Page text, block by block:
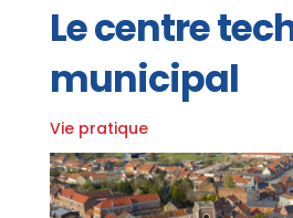
Le centre
municipal
Vie pratique